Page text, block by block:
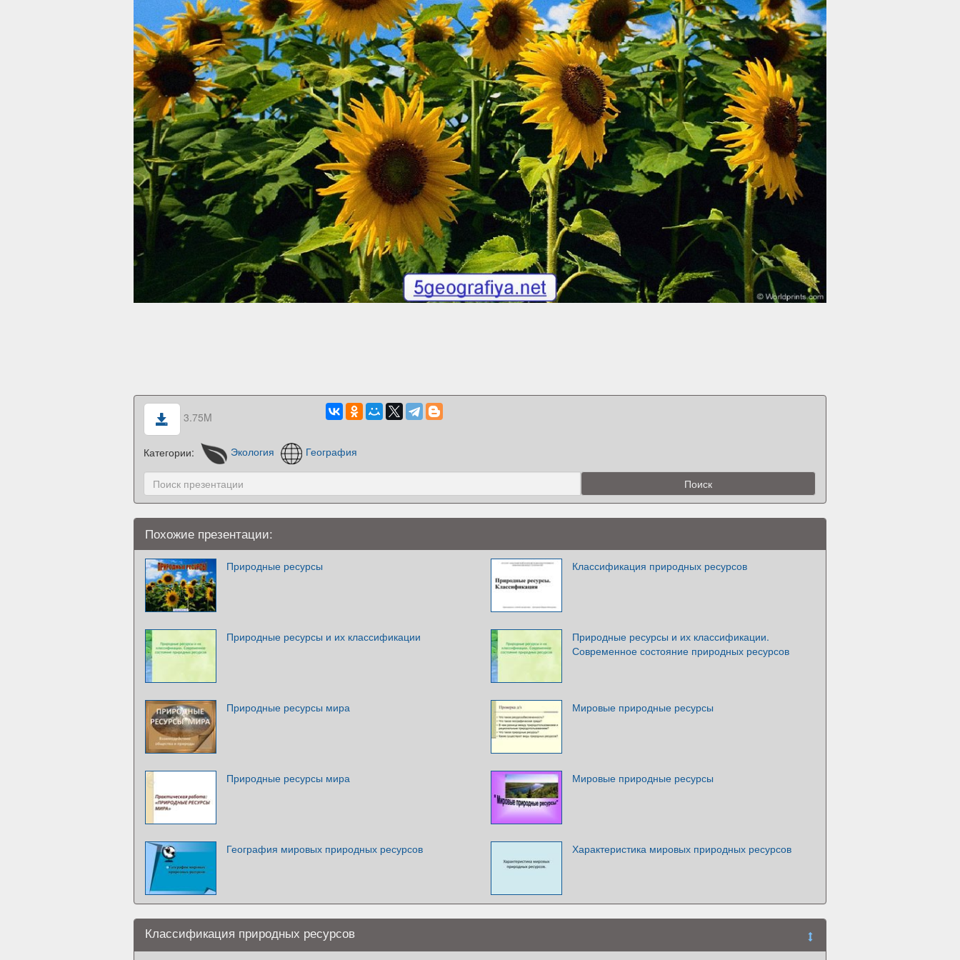
3.75M
Категории: Экология География
Похожие презентации:
Природные ресурсы Классификация природных ресурсов
Природные ресурсы и их классификации
Природные ресурсы и их классификации.
Современное состояние природных ресурсов
Природные ресурсы мира Мировые природные ресурсы
Природные ресурсы мира Мировые природные ресурсы
География мировых природных ресурсов Характеристика мировых природных ресурсов
Классификация природных ресурсов